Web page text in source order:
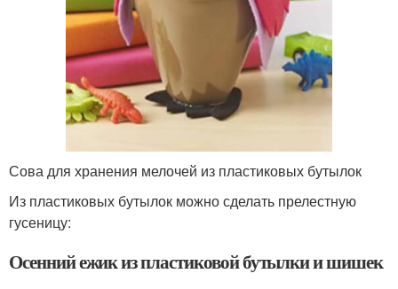
Сова для хранения мелочей из пластиковых бутылок
Из пластиковых бутылок можно сделать прелестную
гусеницу:
Осенний ежик из пластиковой бутылки и шишек